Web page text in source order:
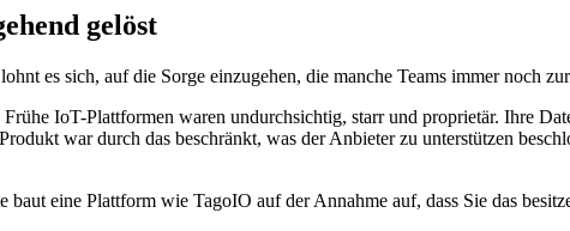
gelöst
es sich, auf die Sorge einzugehen, die manche Teams immer
IoT-Plattformen waren undurchsichtig, starr und proprietär. Ihre
war durch das beschränkt, was der Anbieter zu unterstützen
baut eine Plattform wie TagoIO auf der Annahme auf, dass Sie das